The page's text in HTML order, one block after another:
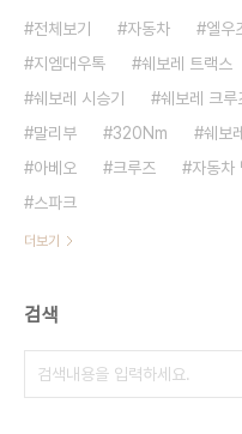
전체보기 자동차 엘우
지엠대우톡
쉐보레 트랙스
쉐보레 시승기
쉐보레 크루
말리부
320Nm 쉐보
아베오
크루즈 자동차
스파크
더보기
검색